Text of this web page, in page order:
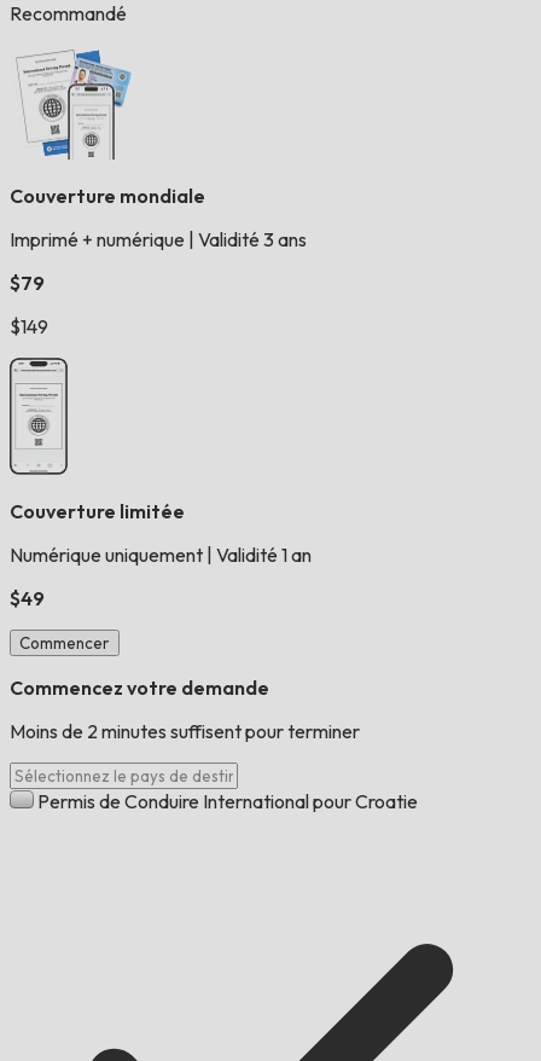
Recommandé
Couverture mondiale
Imprimé + numérique Validité 3 ans
$79
$149
Couverture limitée
Numérique uniquement Validité 1 an
$49
Commencer
Commencez votre demande
Moins de 2 minutes suffisent pour terminer
Permis de Conduire International pour Croatie